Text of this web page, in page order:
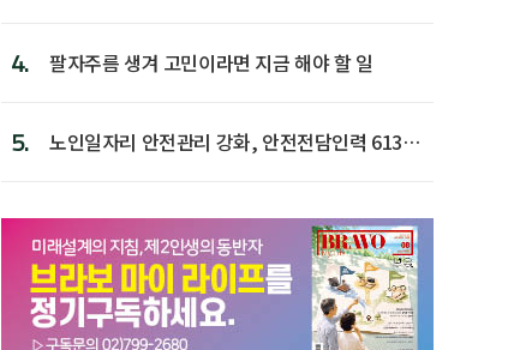
4. 팔자주름 생겨 고민이라면 지금 해야 할 일
5.
노인일자리 안전관리 강화, 안전전담인력 613명